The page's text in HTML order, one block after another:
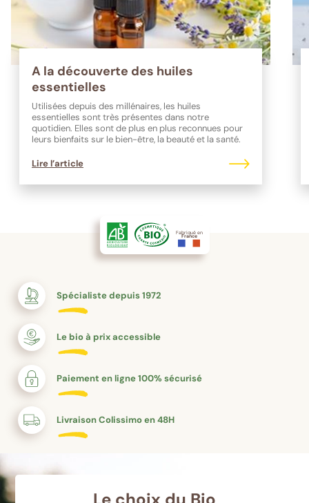
A la découverte des huiles
essentielles
Utilisées depuis des millénaires, les huiles
essentielles sont très présentes dans notre
quotidien. Elles sont de plus en plus reconnues pour
leurs bienfaits sur le bien-être, la beauté et la santé.
Lire l’article
Fabriqué en
France
Spécialiste depuis 1972
Le bio à prix accessible
Paiement en ligne 100% sécurisé
Livraison Colissimo en 48H